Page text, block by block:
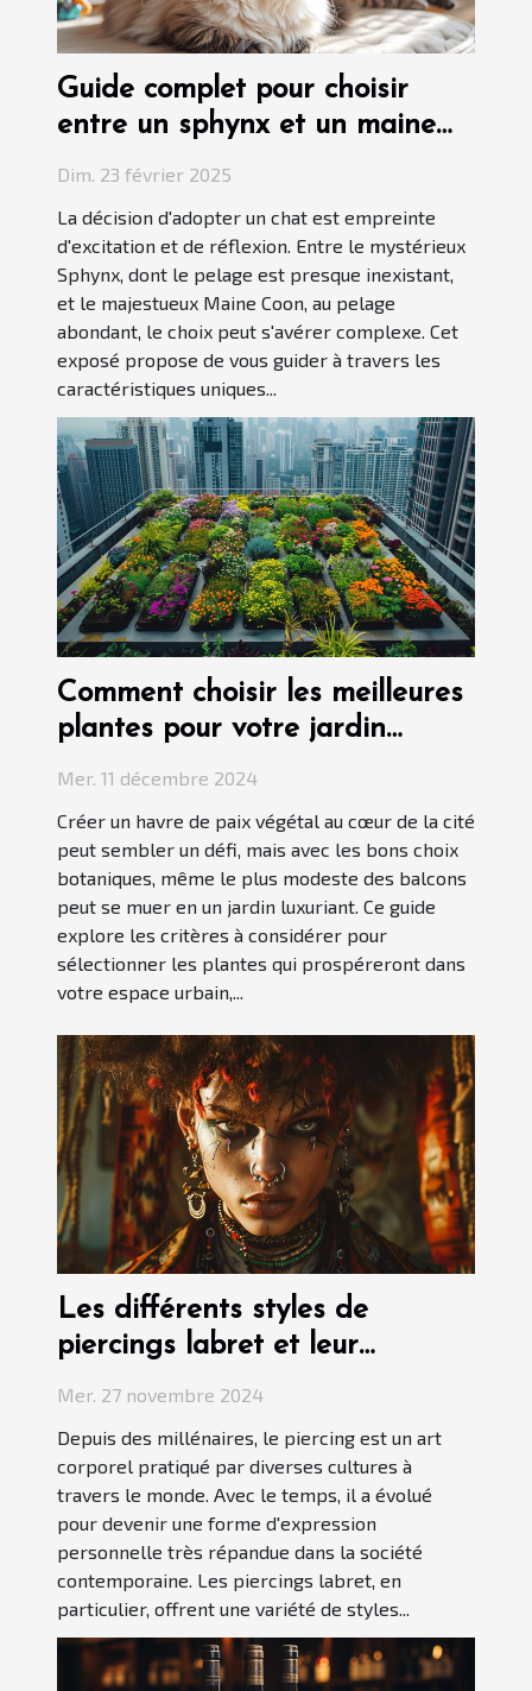
Guide complet pour choisir
entre un sphynx et un maine
coon
Dim. 23 février 2025
La décision d'adopter un chat est empreinte
d'excitation et de réflexion. Entre le mystérieux
Sphynx, dont le pelage est presque inexistant,
et le majestueux Maine Coon, au pelage
abondant, le choix peut s'avérer complexe. Cet
exposé propose de vous guider à travers les
caractéristiques uniques...
Comment choisir les meilleures
plantes pour votre jardin
urbain
Mer. 11 décembre 2024
Créer un havre de paix végétal au cœur de la cité
peut sembler un défi, mais avec les bons choix
botaniques, même le plus modeste des balcons
peut se muer en un jardin luxuriant. Ce guide
explore les critères à considérer pour
sélectionner les plantes qui prospéreront dans
votre espace urbain,...
Les différents styles de
piercings labret et leur
Mer. 27 novembre 2024
Depuis des millénaires, le piercing est un art
corporel pratiqué par diverses cultures à
travers le monde. Avec le temps, il a évolué
pour devenir une forme d'expression
personnelle très répandue dans la société
contemporaine. Les piercings labret, en
particulier, offrent une variété de styles...